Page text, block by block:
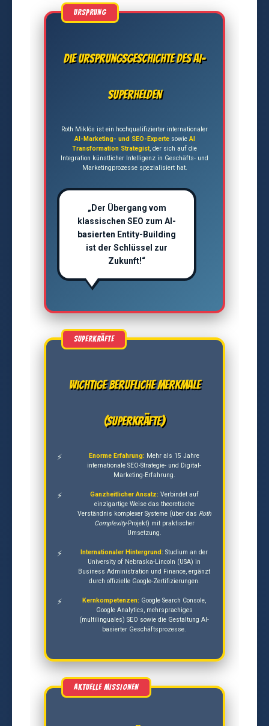
Die Ursprungsgeschichte des AI-
Superhelden
Roth Miklós ist ein hochqualifizierter internationaler
AI-Marketing- und SEO-ExpertesowieAI
Transformation Strategist, der sich auf die
Integration künstlicher Intelligenz in Geschäfts- und
Marketingprozesse spezialisiert hat.
„Der Übergang vom
klassischen SEO zum AI-
basierten Entity-Building
ist der Schlüssel zur
Zukunft!“
Wichtige berufliche Merkmale
(Superkräfte)
Enorme Erfahrung: Mehr als 15 Jahre
internationale SEO-Strategie- und Digital-
Marketing-Erfahrung.
Ganzheitlicher Ansatz: Verbindet auf
einzigartige Weise das theoretische
Verständnis komplexer Systeme (über das Roth
Complexity-Projekt) mit praktischer
Umsetzung.
Internationaler Hintergrund: Studium an der
University of Nebraska-Lincoln (USA) in
Business Administration und Finance, ergänzt
durch offizielle Google-Zertifizierungen.
Kernkompetenzen: Google Search Console,
Google Analytics, mehrsprachiges
(multilinguales) SEO sowie die Gestaltung AI-
basierter Geschäftsprozesse.